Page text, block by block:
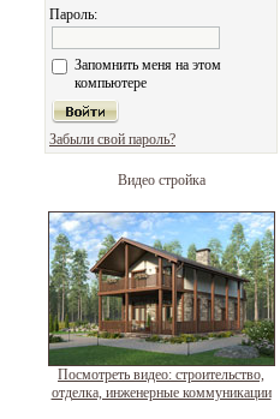
Пароль:
Запомнить меня на этом
компьютере
Забыли свой пароль?
Видео стройка
Посмотреть видео: строительство,
отделка, инженерные коммуникации